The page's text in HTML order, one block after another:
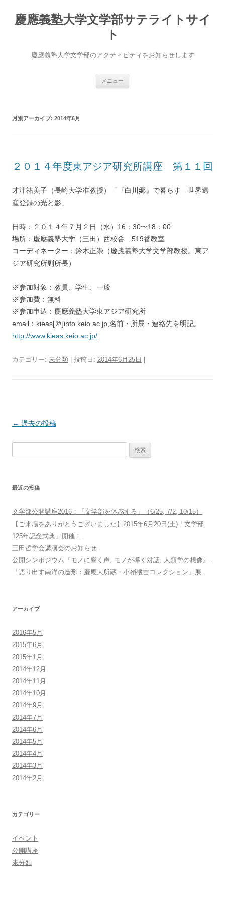
慶應義塾大学文学部サテライトサイ
ト
慶應義塾大学文学部のアクティビティをお知らせします
メニュー
月別アーカイブ: 2014年6月
２０１４年度東アジア研究所講座 第１１回
才津祐美子（長崎大学准教授）「『白川郷』で暮らす―世界遺
産登録の光と影」
日時：２０１４年７月２日（水）16：30〜18：00
場所：慶應義塾大学（三田）西校舎 519番教室
コーディネーター：鈴木正崇（慶應義塾大学文学部教授。東ア
ジア研究所副所長）
※参加対象：教員、学生、一般
※参加費：無料
※参加申込：慶應義塾大学東アジア研究所
email：kieas[＠]info.keio.ac.jp,名前・所属・連絡先を明記。
http://www.kieas.keio.ac.jp/
カテゴリー: 未分類 | 投稿日: 2014年6月25日
投
シ
ョ
ン
← 過去の投稿
最近の投稿
文学部公開講座2016：「文学部を体感する」（6/25, 7/2, 10/15）
【ご来場をありがとうございました】2015年6月20日(土)「文学部
125年記念式典」開催！
三田哲学会講演会のお知らせ
公開シンポジウム『モノに響く声, モノが導く対話, 人類学の想像』
「語り出す南洋の造形：慶應大所蔵・小嶺磯吉コレクション」展
アーカイブ
2016年5月
2015年6月
2015年1月
2014年12月
2014年11月
2014年10月
2014年9月
2014年7月
2014年6月
2014年5月
2014年4月
2014年3月
2014年2月
カテゴリー
イベント
公開講座
未分類